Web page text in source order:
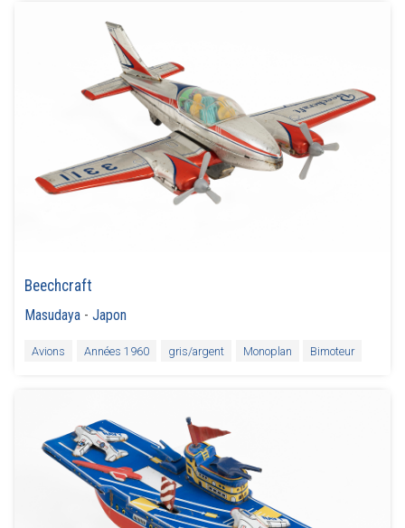
Beechcraft
Masudaya -Japon
Avions Années 1960 gris/argent Monoplan Bimoteur